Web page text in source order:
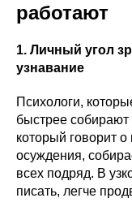
работают
1. Личный угол
узнавание
Психологи,
быстрее собирают
который говорит
осуждения,
всех подряд. В
писать, легче